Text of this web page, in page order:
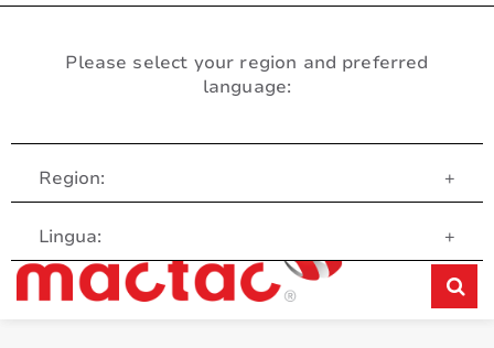
Please select your region and preferred
language:
Region: +
Lingua: +
Servizio clienti